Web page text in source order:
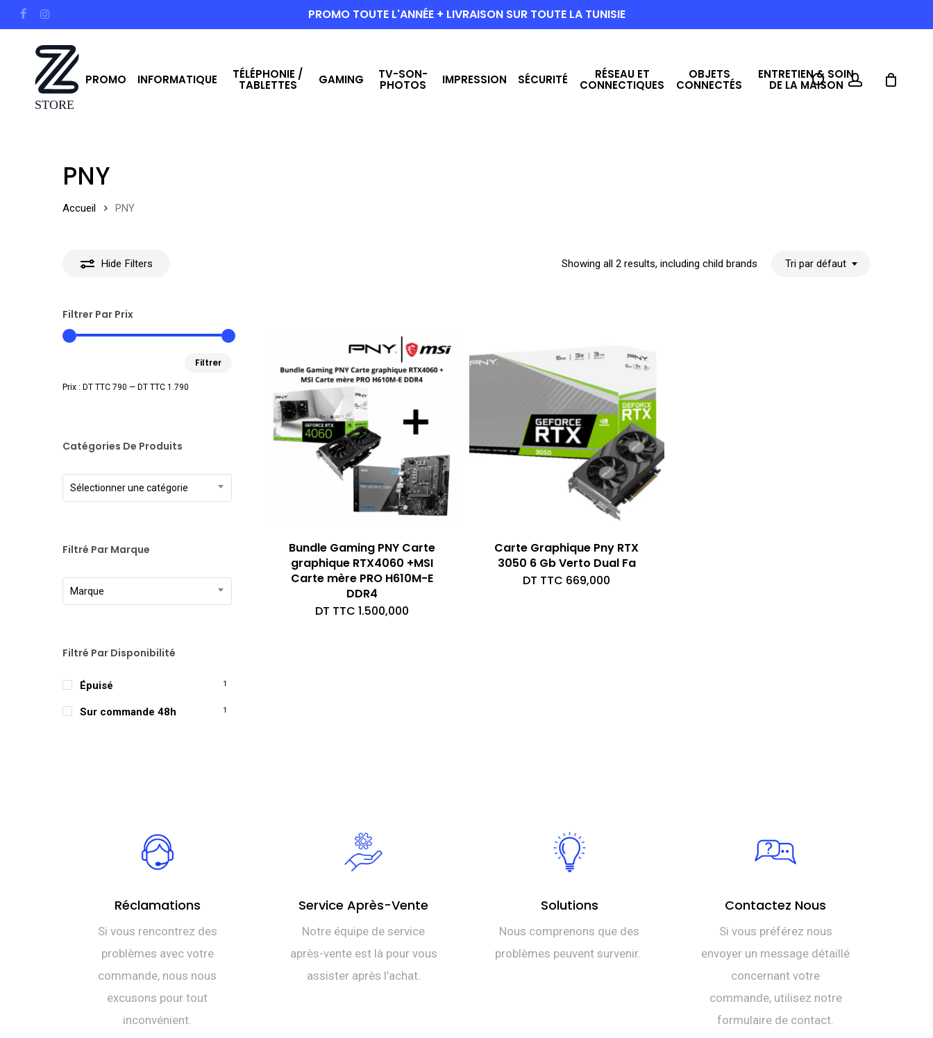
to
facebookinstagram PROMO TOUTE L'ANNÉE + LIVRAISON SUR TOUTE LA TUNISIE
PROMO INFORMATIQUE TÉLÉPHONIE /
TABLETTES GAMING TV-SON-
PHOTOS IMPRESSION SÉCURITÉ RÉSEAU ET
CONNECTIQUES
OBJETS
CONNECTÉS
ENTRETIEN & SOIN
DE LA MAISONsearchaccount
PNY
Accueil PNY
Hide Filters Showing all 2 results, including child brands Tri par défaut
Filtrer Par Prix
Filtrer
Prix : DT TTC 790 — DT TTC 1.790
Catégories De Produits
Sélectionner une catégorie
Filtré Par Marque
Marque
Filtré Par Disponibilité
Épuisé 1
Sur commande 48h 1
Bundle Gaming PNY Carte
graphique RTX4060 +MSI
Carte mère PRO H610M-E
DDR4
DT TTC 1.500,000
Carte Graphique Pny RTX
3050 6 Gb Verto Dual Fa
DT TTC 669,000
Réclamations
Si vous rencontrez des
problèmes avec votre
commande, nous nous
excusons pour tout
inconvénient.
Service Après-Vente
Notre équipe de service
après-vente est là pour vous
assister après l’achat.
Solutions
Nous comprenons que des
problèmes peuvent survenir.
Contactez Nous
Si vous préférez nous
envoyer un message détaillé
concernant votre
commande, utilisez notre
formulaire de contact.